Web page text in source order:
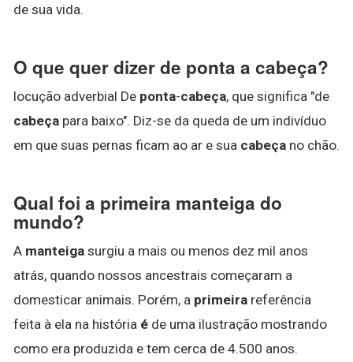
de sua vida.
O que quer dizer de ponta a cabeça?
locução adverbial De ponta-cabeça, que significa "de
cabeça para baixo". Diz-se da queda de um indivíduo
em que suas pernas ficam ao ar e sua cabeça no chão.
Qual foi a primeira manteiga do
mundo?
A manteiga surgiu a mais ou menos dez mil anos
atrás, quando nossos ancestrais começaram a
domesticar animais. Porém, a primeira referência
feita à ela na história é de uma ilustração mostrando
como era produzida e tem cerca de 4.500 anos.